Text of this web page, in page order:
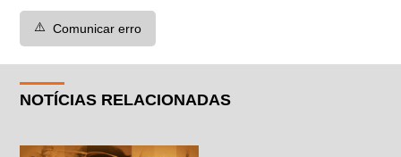
⚠️ Comunicar erro
NOTÍCIAS RELACIONADAS